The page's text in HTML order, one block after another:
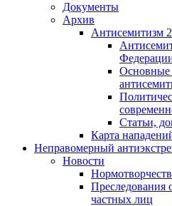
Документы
Архив
Антисемитизм
Основные
Статьи,
Карта
Неправомерный
Новости
частных лиц